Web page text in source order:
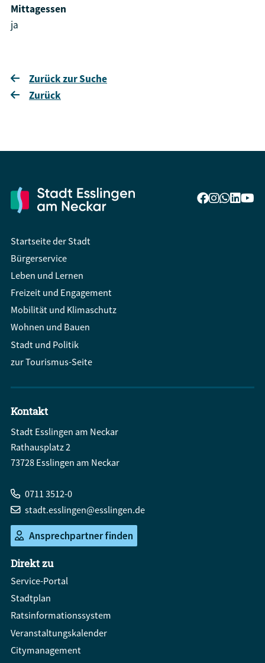
Mittagessen
ja
Zurück zur Suche
Zurück
Startseite der Stadt
Bürgerservice
Leben und Lernen
Freizeit und Engagement
Mobilität und Klimaschutz
Wohnen und Bauen
Stadt und Politik
zur Tourismus-Seite
Kontakt
Stadt Esslingen am Neckar
Rathausplatz 2
73728 Esslingen am Neckar
0711 3512-0
stadt.esslingen@esslingen.de
Ansprechpartner finden
Direkt zu
Service-Portal
Stadtplan
Ratsinformationssystem
Veranstaltungskalender
Citymanagement